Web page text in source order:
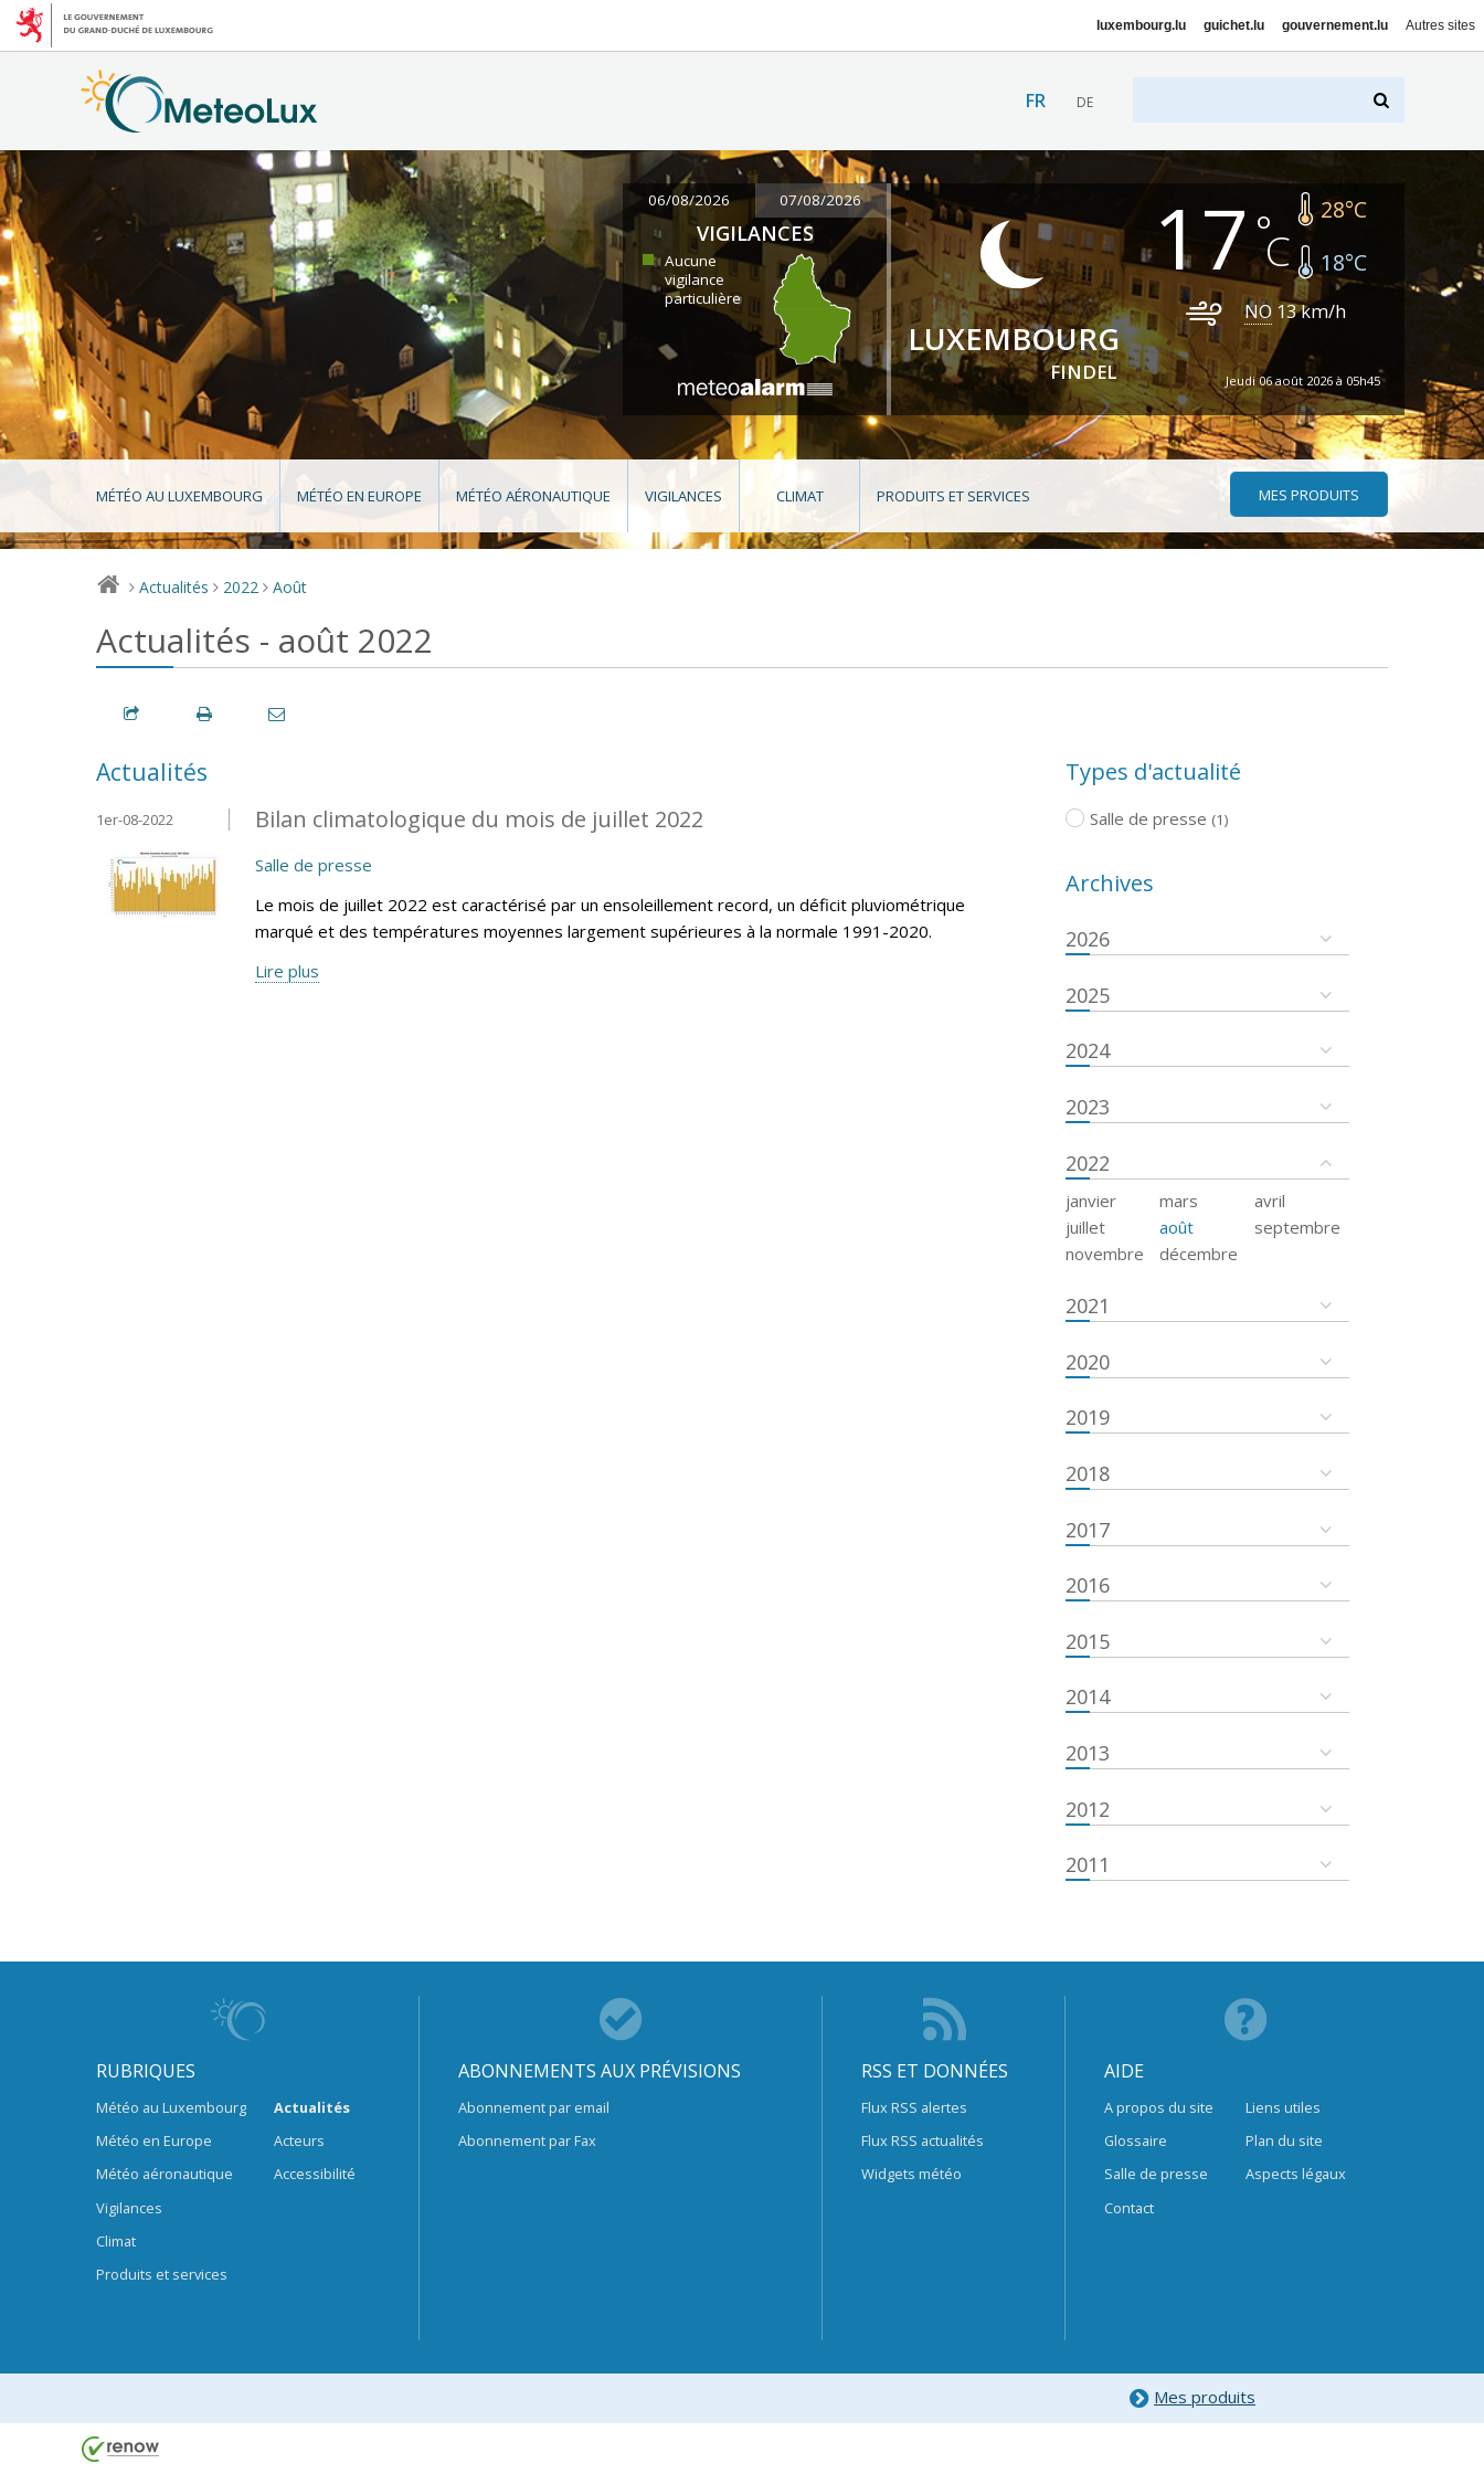
luxembourg.lu guichet.lu gouvernement.lu Autres sites
FR DE
06/08/2026 07/08/2026
VIGILANCES
Aucune
vigilance
particulière
LUXEMBOURG
FINDEL
17 28°C
18°C
NO 13km/h
Jeudi 06 août 2026 à 05h45
MÉTÉO AU LUXEMBOURG MÉTÉO EN EUROPE MÉTÉO AÉRONAUTIQUE VIGILANCES CLIMAT PRODUITS ET SERVICES MES PRODUITS
> Actualités > 2022 > Août
Actualités - août 2022
Actualités
Bilan climatologique du mois de juillet 2022
1er-08-2022
Salle de presse
Le mois de juillet 2022 est caractérisé par un ensoleillement record, un déficit pluviométrique
marqué et des températures moyennes largement supérieures à la normale 1991-2020.
Lire plus
Types d'actualité
Salle de presse (1)
Archives
2026
2025
2024
2023
2022
janvier mars
avril
juillet
août
septembre
novembre
décembre
2021
2020
2019
2018
2017
2016
2015
2014
2013
2012
2011
RUBRIQUES
Météo au Luxembourg
Météo en Europe
Météo aéronautique
Vigilances
Climat
Produits et services
Actualités
Acteurs
Accessibilité
ABONNEMENTS AUX PRÉVISIONS
Abonnement par email
Abonnement par Fax
RSS ET DONNÉES
Flux RSS alertes
Flux RSS actualités
Widgets météo
AIDE
A propos du site
Glossaire
Salle de presse
Contact
Liens utiles
Plan du site
Aspects légaux
Mes produits